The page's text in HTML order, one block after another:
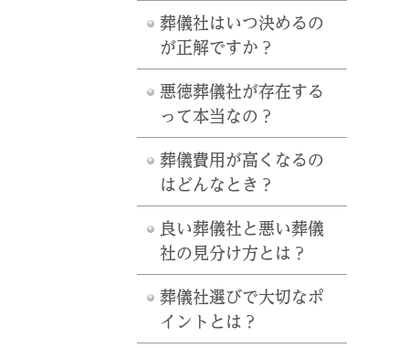
葬儀社はいつ決めるの
が正解ですか？
悪徳葬儀社が存在する
って本当なの？
葬儀費用が高くなるの
はどんなとき？
良い葬儀社と悪い葬儀
社の見分け方とは？
葬儀社選びで大切なポ
イントとは？